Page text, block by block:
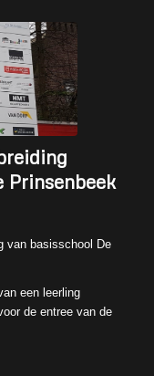
Prinsenbeek
van basisschool De
een leerling
de entree van de